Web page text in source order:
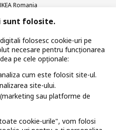
Romania
digitală
sunt folosite.
folosesc cookie-uri pe
necesare pentru funcționarea
pe cele opționale:
cum este folosit site-ul.
site-ului.
sau platforme de
cookie-urile", vom folosi